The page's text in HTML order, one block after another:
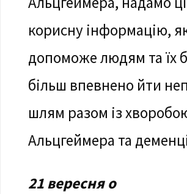
корисну інформацію,
допоможе людям та їх
більш впевнено йти
шлям разом із
Альцгеймера та
21вересня о